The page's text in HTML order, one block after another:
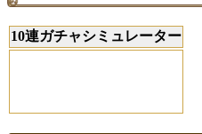
10連ガチャシミュレーター